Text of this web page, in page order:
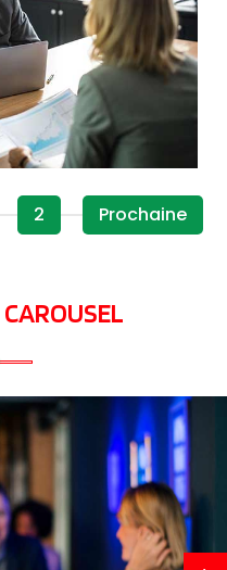
2 Prochaine
CAROUSEL